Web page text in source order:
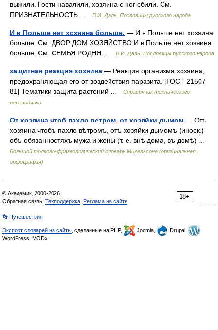
выжили. Гости навалили, хозяина с ног сбили. См.
ПРИЗНАТЕЛЬНОСТЬ …
В.И. Даль. Пословицы русского народа
И в Польше нет хозяина больше. — И в Польше нет хозяина
больше. См. ДВОР ДОМ ХОЗЯЙСТВО И в Польше нет хозяина
больше. См. СЕМЬЯ РОДНЯ …
В.И. Даль. Пословицы русского народа
защитная реакция хозяина — Реакция организма хозяина,
предохраняющая его от воздействия паразита. [ГОСТ 21507
81] Тематики защита растений …
Справочник технического
переводчика
От хозяина чтоб пахло ветром, от хозяйки дымом — Отъ
хозяина чтобъ пахло вѣтромъ, отъ хозяйки дымомъ (иноск.)
объ обязанностяхъ мужа и жены (т. е. внѣ дома, въ домѣ) …
Большой толково-фразеологический словарь Михельсона (оригинальная
орфография)
18+
© Академик, 2000-2026
Обратная связь: Техподдержка Реклама на сайте
👣 Путешествия
Экспорт словарей на сайты , сделанные на PHP, Joomla,
Drupal,
WordPress, MODx.